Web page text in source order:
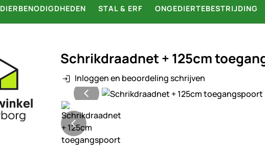
DIERBENODIGDHEDEN STAL & ERF ONGEDIERTEBESTRIJDING
Schrikdraadnet + 125cm
Inloggen en beoordeling schrijven
Productgalerij